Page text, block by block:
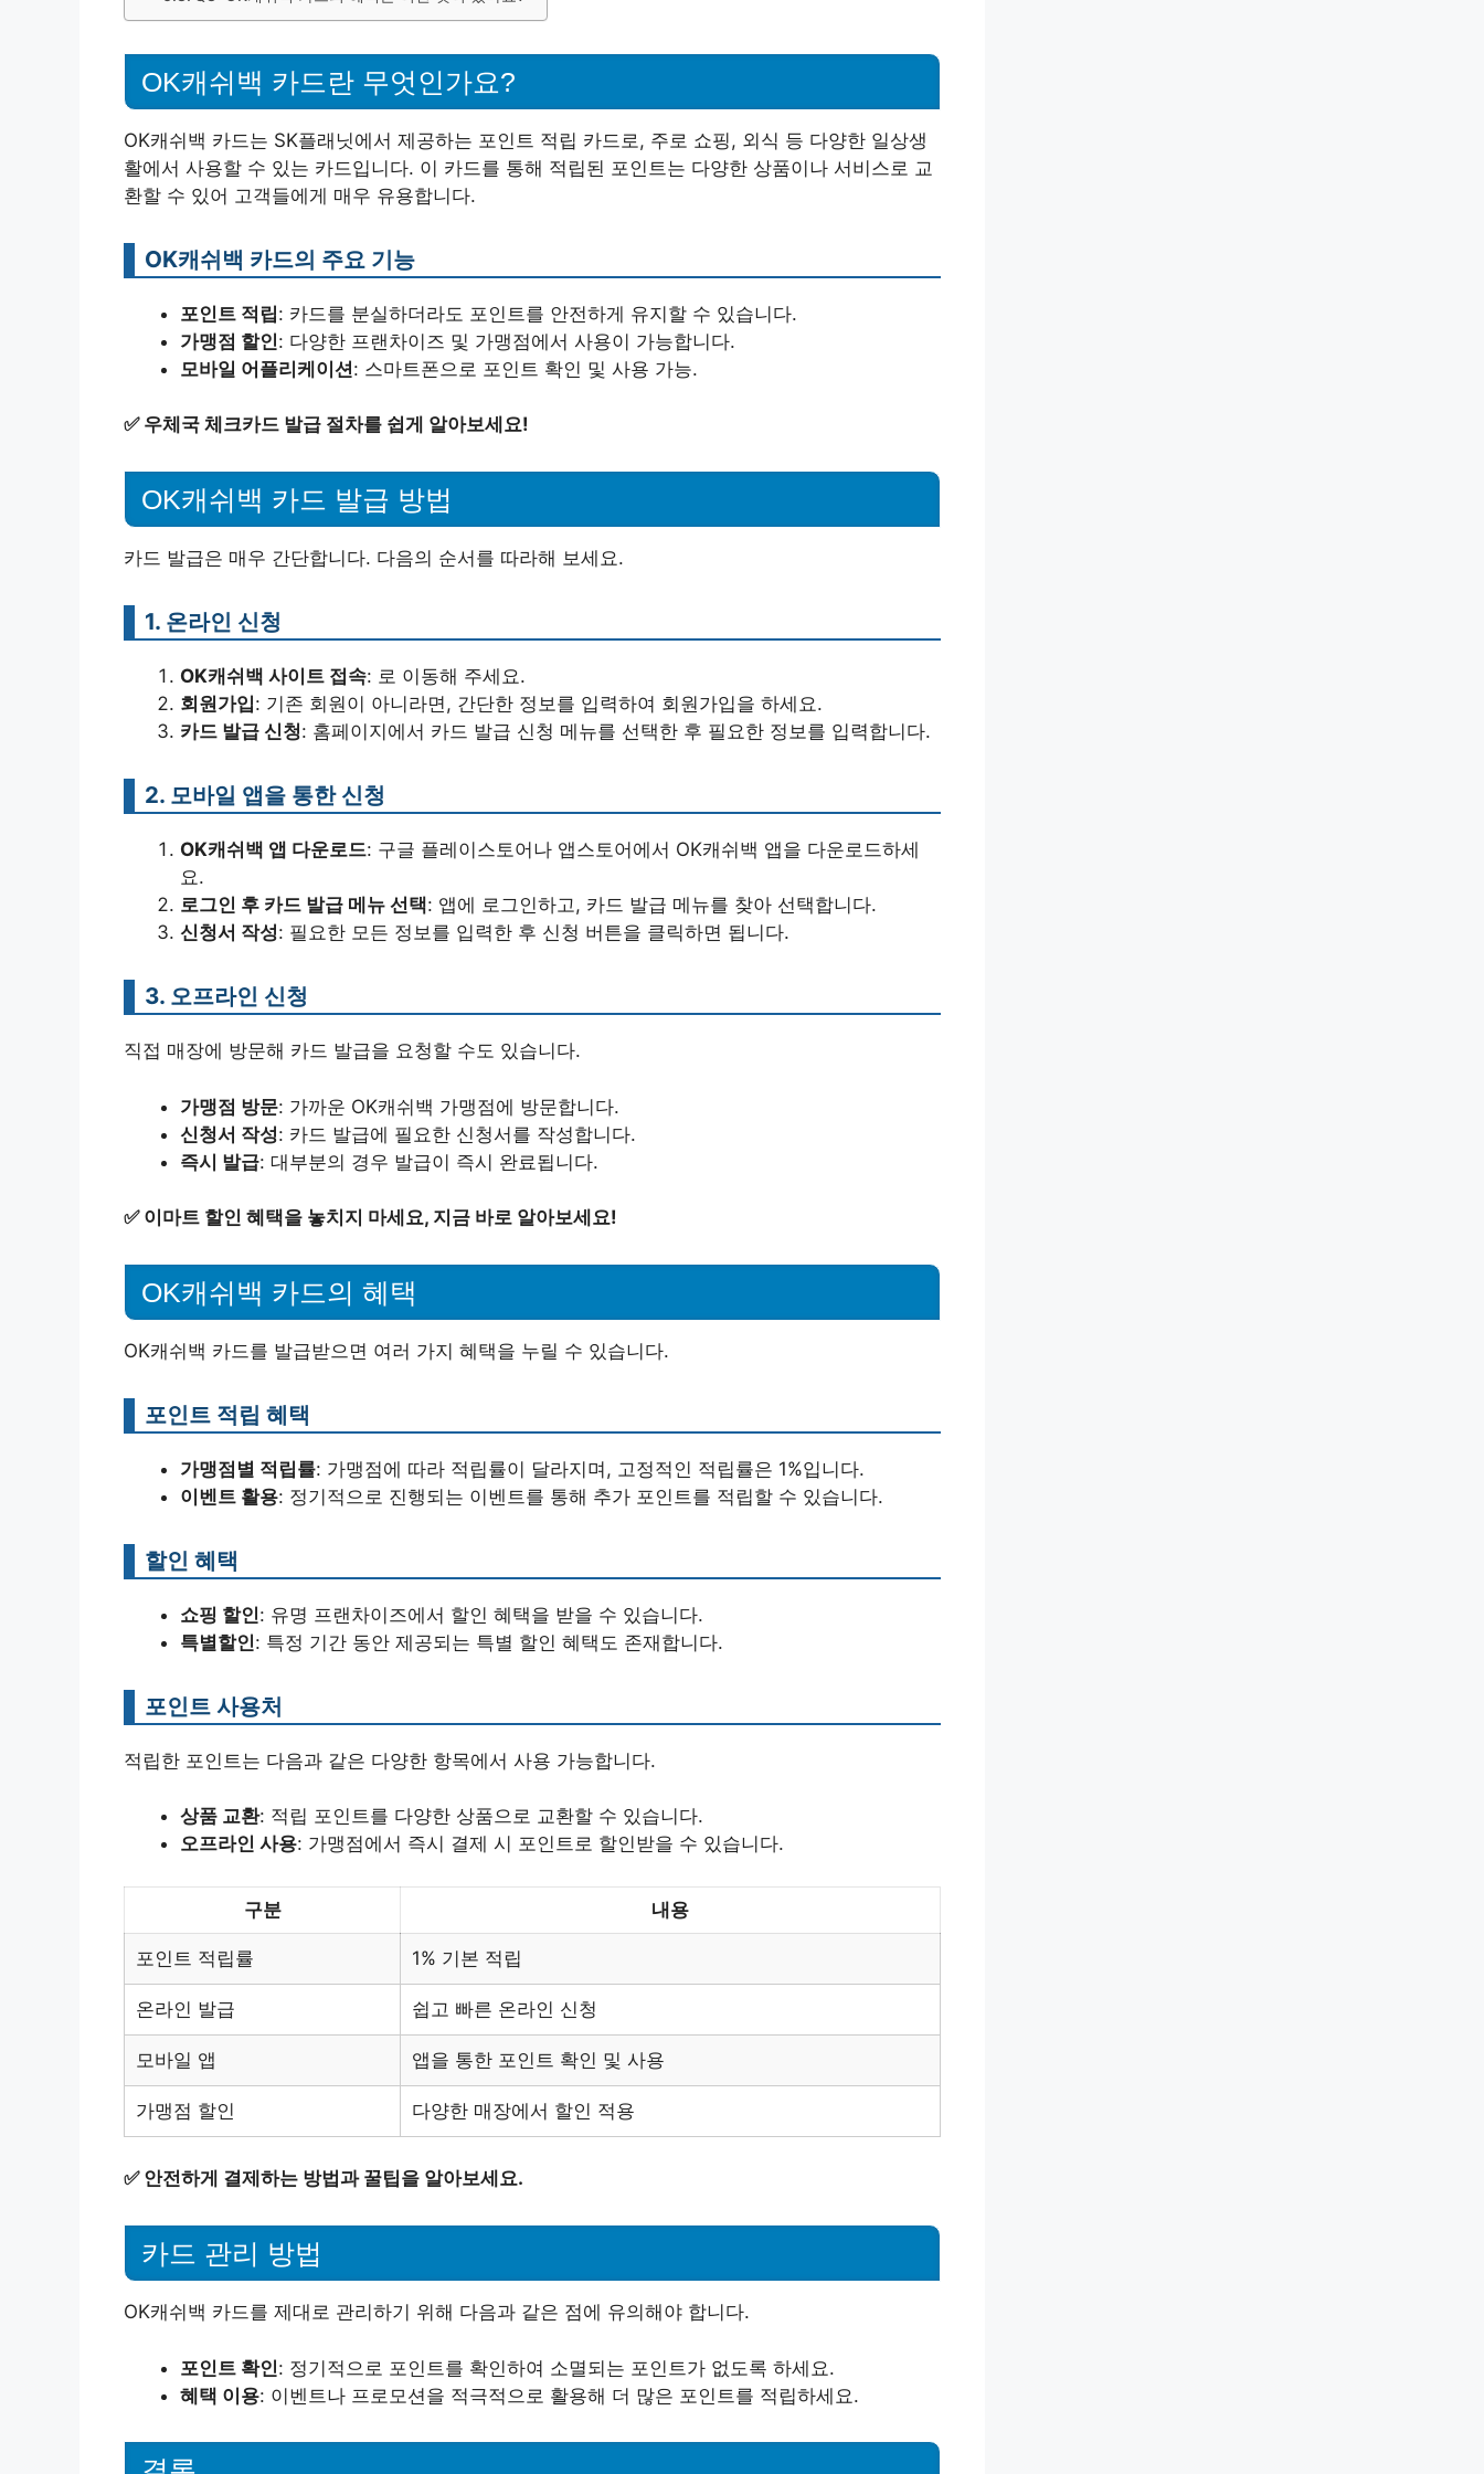
OK캐쉬백 카드란 무엇인가요?
OK캐쉬백 카드는 SK플래닛에서 제공하는 포인트 적립 카드로, 주로 쇼핑, 외식 등 다양한 일상생
활에서 사용할 수 있는 카드입니다. 이 카드를 통해 적립된 포인트는 다양한 상품이나 서비스로 교
환할 수 있어 고객들에게 매우 유용합니다.
OK캐쉬백 카드의 주요 기능
포인트 적립: 카드를 분실하더라도 포인트를 안전하게 유지할 수 있습니다.
가맹점 할인: 다양한 프랜차이즈 및 가맹점에서 사용이 가능합니다.
모바일 어플리케이션: 스마트폰으로 포인트 확인 및 사용 가능.
✅ 우체국 체크카드 발급 절차를 쉽게 알아보세요!
OK캐쉬백 카드 발급 방법
카드 발급은 매우 간단합니다. 다음의 순서를 따라해 보세요.
1. 온라인 신청
OK캐쉬백 사이트 접속: 로 이동해 주세요.
회원가입: 기존 회원이 아니라면, 간단한 정보를 입력하여 회원가입을 하세요.
카드 발급 신청: 홈페이지에서 카드 발급 신청 메뉴를 선택한 후 필요한 정보를 입력합니다.
2. 모바일 앱을 통한 신청
OK캐쉬백 앱 다운로드: 구글 플레이스토어나 앱스토어에서 OK캐쉬백 앱을 다운로드하세
요.
로그인 후 카드 발급 메뉴 선택: 앱에 로그인하고, 카드 발급 메뉴를 찾아 선택합니다.
신청서 작성: 필요한 모든 정보를 입력한 후 신청 버튼을 클릭하면 됩니다.
3. 오프라인 신청
직접 매장에 방문해 카드 발급을 요청할 수도 있습니다.
가맹점 방문: 가까운 OK캐쉬백 가맹점에 방문합니다.
신청서 작성: 카드 발급에 필요한 신청서를 작성합니다.
즉시 발급: 대부분의 경우 발급이 즉시 완료됩니다.
✅ 이마트 할인 혜택을 놓치지 마세요, 지금 바로 알아보세요!
OK캐쉬백 카드의 혜택
OK캐쉬백 카드를 발급받으면 여러 가지 혜택을 누릴 수 있습니다.
포인트 적립 혜택
가맹점별 적립률: 가맹점에 따라 적립률이 달라지며, 고정적인 적립률은 1%입니다.
이벤트 활용: 정기적으로 진행되는 이벤트를 통해 추가 포인트를 적립할 수 있습니다.
할인 혜택
쇼핑 할인: 유명 프랜차이즈에서 할인 혜택을 받을 수 있습니다.
특별할인: 특정 기간 동안 제공되는 특별 할인 혜택도 존재합니다.
포인트 사용처
적립한 포인트는 다음과 같은 다양한 항목에서 사용 가능합니다.
상품 교환: 적립 포인트를 다양한 상품으로 교환할 수 있습니다.
오프라인 사용: 가맹점에서 즉시 결제 시 포인트로 할인받을 수 있습니다.
구분 내용
포인트 적립률 1% 기본 적립
온라인 발급 쉽고 빠른 온라인 신청
모바일 앱 앱을 통한 포인트 확인 및 사용
가맹점 할인 다양한 매장에서 할인 적용
✅ 안전하게 결제하는 방법과 꿀팁을 알아보세요.
카드 관리 방법
OK캐쉬백 카드를 제대로 관리하기 위해 다음과 같은 점에 유의해야 합니다.
포인트 확인: 정기적으로 포인트를 확인하여 소멸되는 포인트가 없도록 하세요.
혜택 이용: 이벤트나 프로모션을 적극적으로 활용해 더 많은 포인트를 적립하세요.